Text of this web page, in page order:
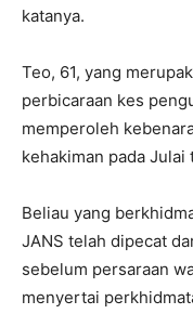
katanya.
Teo, 61, yang
perbicaraan kes
memperoleh
kehakiman pada Julai
Beliau yang
JANS telah dipecat
sebelum persaraan
menyertai